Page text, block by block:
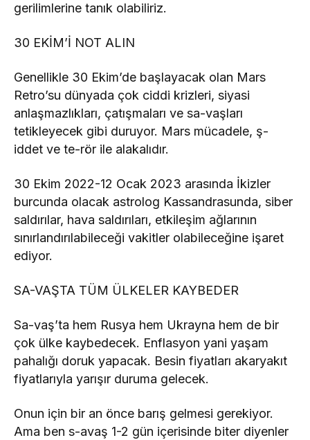
gerilimlerine tanık olabiliriz.
30 EKİM’İ NOT ALIN
Genellikle 30 Ekim’de başlayacak olan Mars
Retro’su dünyada çok ciddi krizleri, siyasi
anlaşmazlıkları, çatışmaları ve sa-vaşları
tetikleyecek gibi duruyor. Mars mücadele, ş-
iddet ve te-rör ile alakalıdır.
30 Ekim 2022-12 Ocak 2023 arasında İkizler
burcunda olacak astrolog Kassandrasunda, siber
saldırılar, hava saldırıları, etkileşim ağlarının
sınırlandırılabileceği vakitler olabileceğine işaret
ediyor.
SA-VAŞTA TÜM ÜLKELER KAYBEDER
Sa-vaş’ta hem Rusya hem Ukrayna hem de bir
çok ülke kaybedecek. Enflasyon yani yaşam
pahalığı doruk yapacak. Besin fiyatları akaryakıt
fiyatlarıyla yarışır duruma gelecek.
Onun için bir an önce barış gelmesi gerekiyor.
Ama ben s-avaş 1-2 gün içerisinde biter diyenler